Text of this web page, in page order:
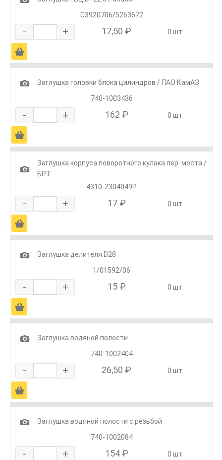
С3920706/5263672
- + 17,50 ₽ 0 шт.
Ä
1
Заглушка головки блока цилиндров / ПАО КамАЗ
740-1003436
- + 162 ₽ 0 шт.
Ä
1
Заглушка корпуса поворотного кулака пер. моста /
БРТ
4310-2304049Р
- + 17 ₽ 0 шт.
Ä
1
Заглушка делителя D28
1/01592/06
- + 15 ₽ 0 шт.
Ä
1
Заглушка водяной полости
740-1002404
- + 26,50 ₽ 0 шт.
Ä
1
Заглушка водяной полости с резьбой
740-1002084
- + 154 ₽ 0 шт.